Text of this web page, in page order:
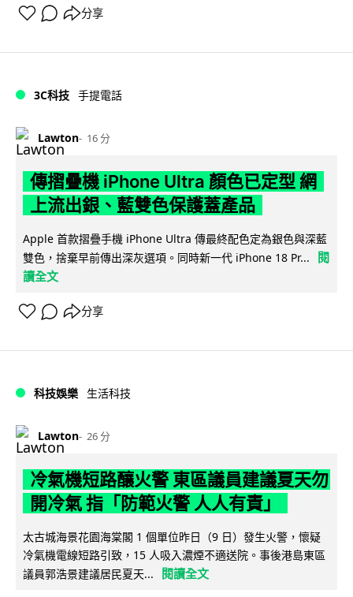
分享
3C科技 手提電話
Lawton 16 分
傳摺疊機 iPhone Ultra 顏色已定型 網
上流出銀、藍雙色保護蓋產品
Apple 首款摺疊手機 iPhone Ultra 傳最終配色定為銀色與深藍
雙色，捨棄早前傳出深灰選項。同時新一代 iPhone 18 Pr...
閱
讀全文
分享
科技娛樂 生活科技
Lawton 26 分
冷氣機短路釀火警 東區議員建議夏天勿
開冷氣 指「防範火警 人人有責」
太古城海景花園海棠閣 1 個單位昨日（9 日）發生火警，懷疑
冷氣機電線短路引致，15 人吸入濃煙不適送院。事後港島東區
議員郭浩景建議居民夏天...
閱讀全文